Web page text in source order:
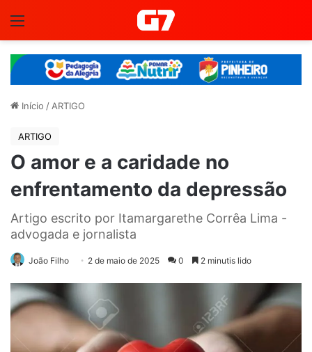
Início / ARTIGO
ARTIGO
O amor e a caridade no
enfrentamento da depressão
Artigo escrito por Itamargarethe Corrêa Lima -
advogada e jornalista
João Filho 2 de maio de 2025 0 2 minutis lido